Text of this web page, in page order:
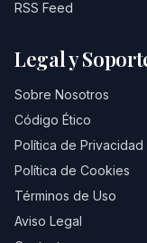
RSS Feed
Legal y
Sobre Nosotros
Código Ético
Política de Privacidad
Política de Cookies
Términos de Uso
Aviso Legal